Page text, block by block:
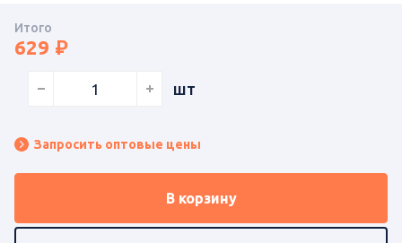
Итого
629
шт
Запросить оптовые цены
В корзину